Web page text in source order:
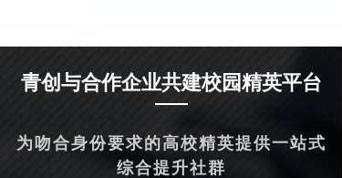
为吻合身份要求的高校精英提供一站式
综合提升社群
青创与合作企业共建校园精英平台